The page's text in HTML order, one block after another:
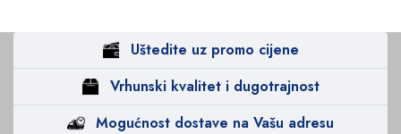
Uštedite uz promo cijene
Vrhunski kvalitet i dugotrajnost
Mogućnost dostave na Vašu adresu